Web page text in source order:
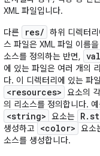
XML 파일입니다.
다른
res/ 하위 디렉터
스 파일은 XML 파일 이름
소스를 정의하는 반면,
에 있는 파일은 여러 개의
다. 이 디렉터리에 있는 파
<resources> 요소의
의 리소스를 정의합니다.
<string> 요소는
생성하고
<color> 요소
소스를 생성합니다.